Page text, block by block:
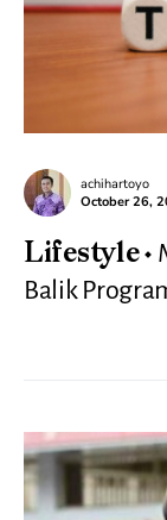
achihartoyo
October 26,
Lifestyle
Balik